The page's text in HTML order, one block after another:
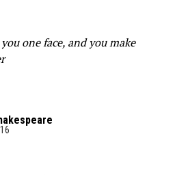
one face, and you make